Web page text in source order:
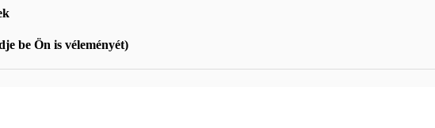
be Ön is véleményét)